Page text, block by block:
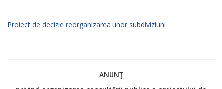
Proiect de decizie reorganizarea unor subdiviziuni
ANUNŢ